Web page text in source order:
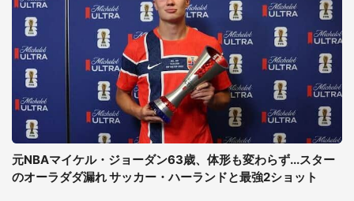
元NBAマイケル・ジョーダン63歳、体形も変わらず...スター
のオーラダダ漏れ サッカー・ハーランドと最強2ショット